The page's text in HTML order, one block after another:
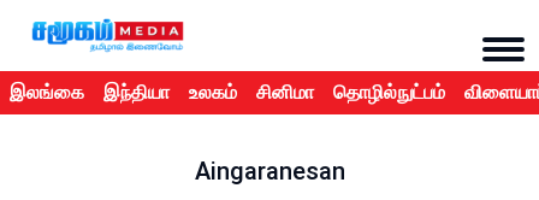
இலங்கை இந்தியா உலகம் சினிமா தொழில்நுட்பம்
Aingaranesan